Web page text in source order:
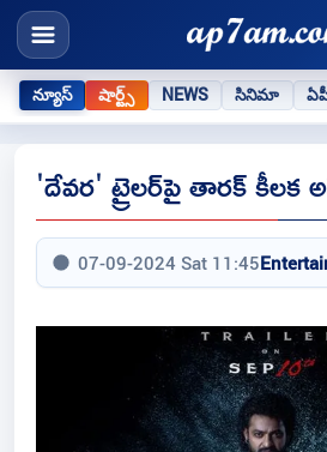
న్యూస్ షార్ట్స్ NEWS సినిమా
'దేవ‌ర' ట్రైల‌ర్‌పై తార‌క్ కీల‌క
07-09-2024 Sat 11:45